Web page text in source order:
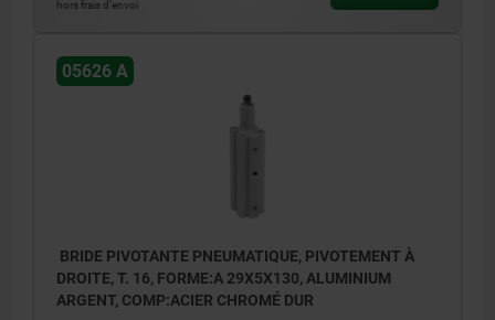
hors frais d’envoi
05626 A
BRIDE PIVOTANTE PNEUMATIQUE, PIVOTEMENT À
DROITE, T. 16, FORME:A 29X5X130, ALUMINIUM
ARGENT, COMP:ACIER CHROMÉ DUR